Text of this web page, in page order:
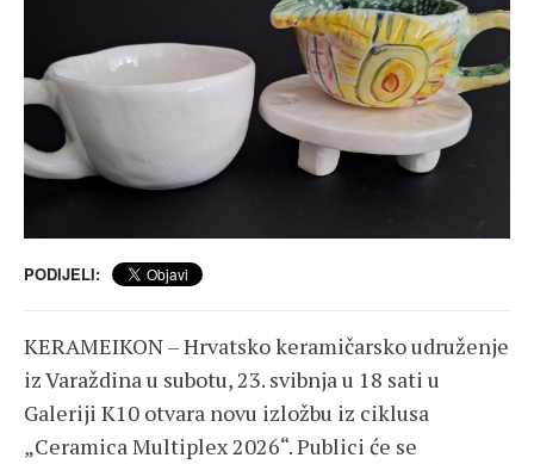
PODIJELI:
KERAMEIKON – Hrvatsko keramičarsko udruženje
iz Varaždina u subotu, 23. svibnja u 18 sati u
Galeriji K10 otvara novu izložbu iz ciklusa
„Ceramica Multiplex 2026“. Publici će se